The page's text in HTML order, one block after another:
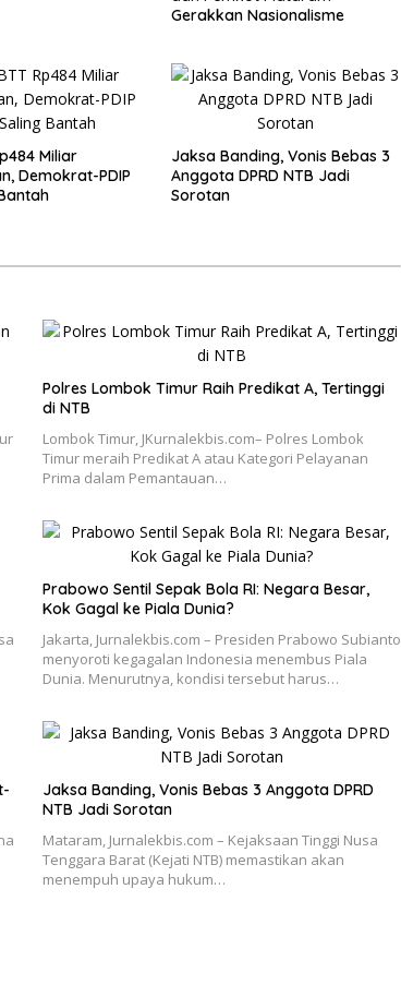
Gerakkan Nasionalisme
Miliar
Demokrat-PDIP
Jaksa Banding, Vonis Bebas 3
Anggota DPRD NTB Jadi
Sorotan
Polres Lombok Timur Raih Predikat A, Tertinggi
di NTB
Lombok Timur, JKurnalekbis.com– Polres Lombok
Timur meraih Predikat A atau Kategori Pelayanan
Prima dalam Pemantauan…
Prabowo Sentil Sepak Bola RI: Negara Besar,
Kok Gagal ke Piala Dunia?
Jakarta, Jurnalekbis.com – Presiden Prabowo Subianto
menyoroti kegagalan Indonesia menembus Piala
Dunia. Menurutnya, kondisi tersebut harus…
Jaksa Banding, Vonis Bebas 3 Anggota DPRD
NTB Jadi Sorotan
Mataram, Jurnalekbis.com – Kejaksaan Tinggi Nusa
Tenggara Barat (Kejati NTB) memastikan akan
menempuh upaya hukum…